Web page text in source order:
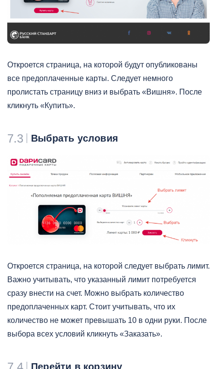
Откроется страница, на которой будут опубликованы
все предоплаченные карты. Следует немного
пролистать страницу вниз и выбрать «Вишня». После
кликнуть «Купить».
7.3 Выбрать условия
Откроется страница, на которой следует выбрать лимит.
Важно учитывать, что указанный лимит потребуется
сразу внести на счет. Можно выбрать количество
предоплаченных карт. Стоит учитывать, что их
количество не может превышать 10 в одни руки. После
выбора всех условий кликнуть «Заказать».
Перейти в корзину